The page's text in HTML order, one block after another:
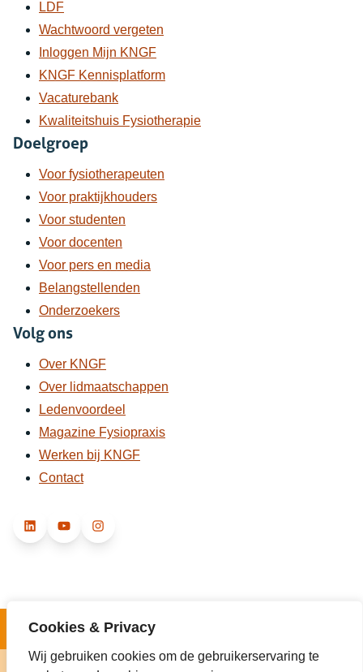
Cookies & Privacy
Wij gebruiken cookies om de gebruikerservaring te
LDF
Wachtwoord vergeten
Inloggen Mijn KNGF
KNGF Kennisplatform
Vacaturebank
Kwaliteitshuis Fysiotherapie
Doelgroep
Voor fysiotherapeuten
Voor praktijkhouders
Voor studenten
Voor docenten
Voor pers en media
Belangstellenden
Onderzoekers
Volg ons
Over KNGF
Over lidmaatschappen
Ledenvoordeel
Magazine Fysiopraxis
Werken bij KNGF
Contact
LinkedIn YouTube Instagram
Disclaimer